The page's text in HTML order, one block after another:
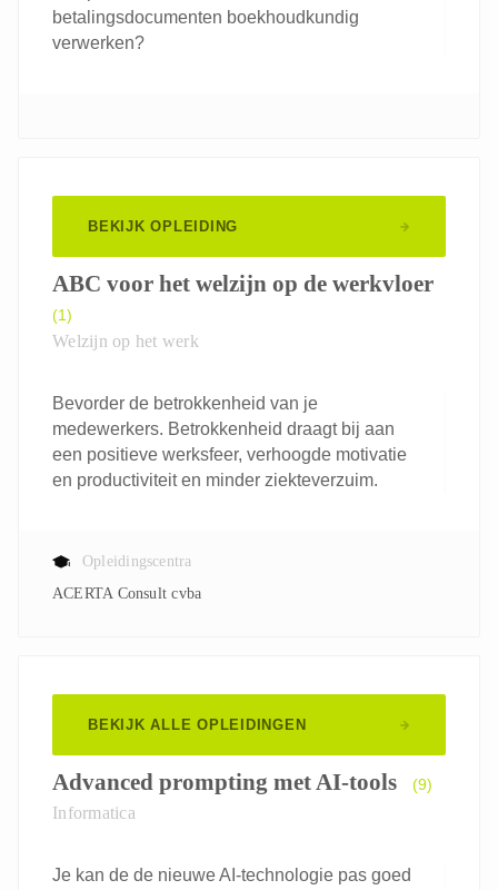
betalingsdocumenten boekhoudkundig
verwerken?
BEKIJK OPLEIDING
ABC voor het welzijn op de werkvloer
(1)
Welzijn op het werk
Bevorder de betrokkenheid van je
medewerkers. Betrokkenheid draagt bij aan
een positieve werksfeer, verhoogde motivatie
en productiviteit en minder ziekteverzuim.
Opleidingscentra
ACERTA Consult cvba
BEKIJK ALLE OPLEIDINGEN
Advanced prompting met AI-tools (9)
Informatica
Je kan de de nieuwe AI-technologie pas goed